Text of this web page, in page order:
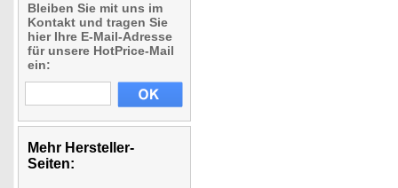
Bleiben Sie mit uns im
Kontakt und tragen Sie
hier Ihre E-Mail-Adresse
für unsere HotPrice-Mail
ein:
Mehr Hersteller-
Seiten: